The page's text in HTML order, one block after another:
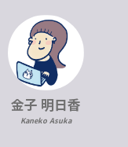
金子 明日香
Kaneko Asuka